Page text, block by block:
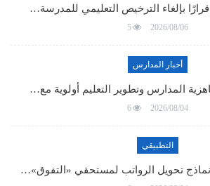
قرارًا بإلغاء الترخيص التعليمي للمدرسة…
2026/08/06
5
أخبار المدارس
المدارس وتطوير التعليم أولوية مع…
2026/08/04
6
التطبيقي
نماذج تحويل الرواتب لمستحقي «التفوق»…